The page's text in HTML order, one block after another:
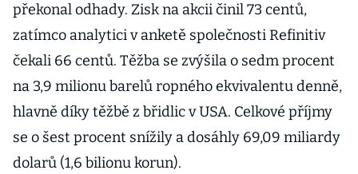
překonal odhady. Zisk na akcii činil 73 centů,
zatímco analytici v anketě společnosti Refinitiv
čekali 66 centů. Těžba se zvýšila o sedm procent
na 3,9 milionu barelů ropného ekvivalentu denně,
hlavně díky těžbě z břidlic v USA. Celkové příjmy
se o šest procent snížily a dosáhly 69,09 miliardy
dolarů (1,6 bilionu korun).